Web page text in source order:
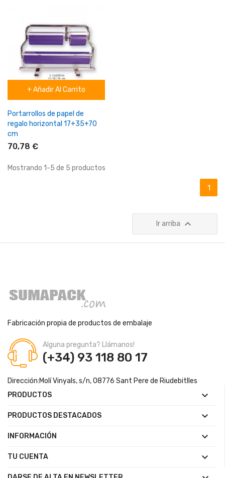
+ Añadir Al Carrito
Portarrollos de papel de
regalo horizontal 17+35+70
cm
70,78 €
Mostrando 1-5 de 5 productos
1
Ir arriba 
Fabricación propia de productos de embalaje
Alguna pregunta? Llámanos!
(+34) 93 118 80 17
Dirección:Molí Vinyals, s/n, 08776 Sant Pere de Riudebitlles
PRODUCTOS

PRODUCTOS DESTACADOS 
INFORMACIÓN 
TU CUENTA 